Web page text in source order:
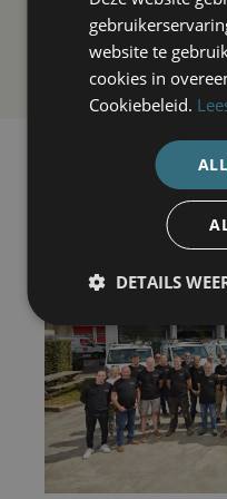
website te
cookies in
Cookiebeleid.
DETAILS